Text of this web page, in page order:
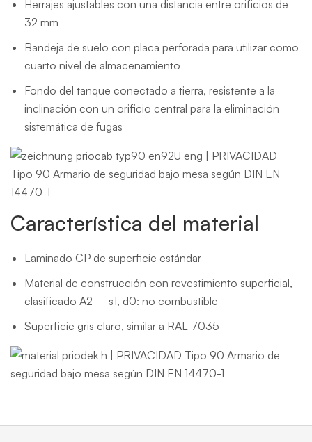
Herrajes ajustables con una distancia entre orificios de
32 mm
Bandeja de suelo con placa perforada para utilizar como
cuarto nivel de almacenamiento
Fondo del tanque conectado a tierra, resistente a la
inclinación con un orificio central para la eliminación
sistemática de fugas
Característica del material
Laminado CP de superficie estándar
Material de construcción con revestimiento superficial,
clasificado A2 – s1, d0: no combustible
Superficie gris claro, similar a RAL 7035